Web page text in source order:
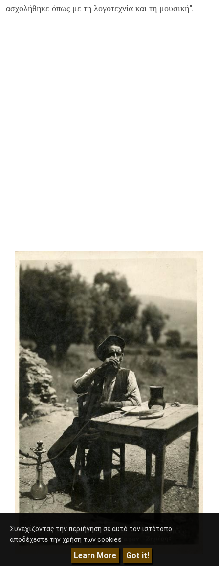
ασχολήθηκε όπως με τη λογοτεχνία και τη μουσική".
Συνεχίζοντας την περιήγηση σε αυτό τον ιστότοπο
αποδέχεστε την χρήση των cookies
Learn More Got it!